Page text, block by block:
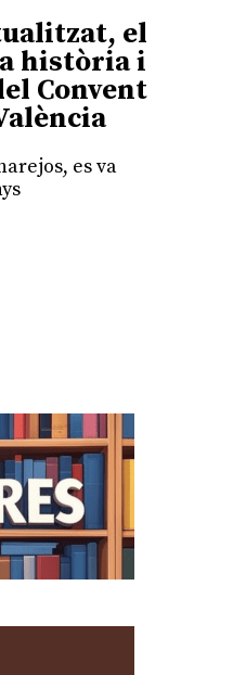
el
història i
Convent
es va